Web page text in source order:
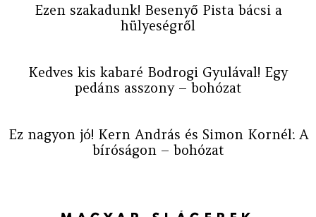
Ezen szakadunk! Besenyő Pista bácsi a
hülyeségről
Kedves kis kabaré Bodrogi Gyulával! Egy
pedáns asszony – bohózat
Ez nagyon jó! Kern András és Simon Kornél: A
bíróságon – bohózat